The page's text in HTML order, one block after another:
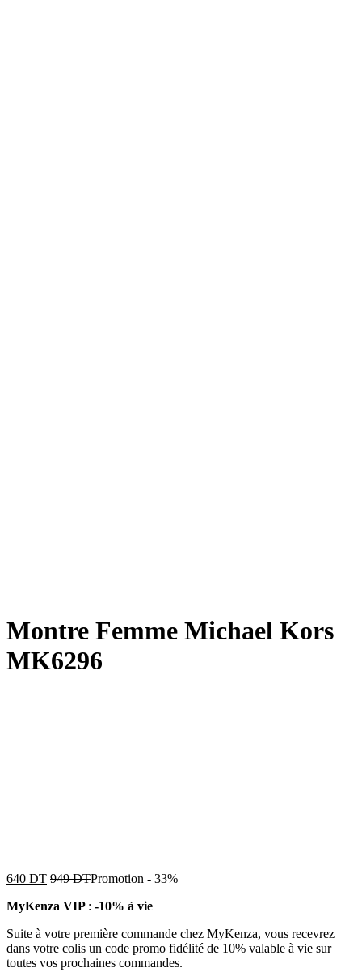
Montre Femme Michael Kors
MK6296
640 DT 949DTPromotion - 33%
MyKenza VIP : -10% à vie
Suite à votre première commande chez MyKenza, vous recevrez
dans votre colis un code promo fidélité de 10% valable à vie sur
toutes vos prochaines commandes.